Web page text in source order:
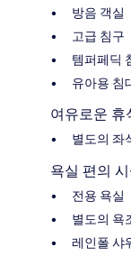
방음 객실
고급 침구
템퍼페딕
유아용 침
여유로운 휴
별도의 좌
욕실 편의 시
전용 욕실
별도의 욕
레인폴 샤